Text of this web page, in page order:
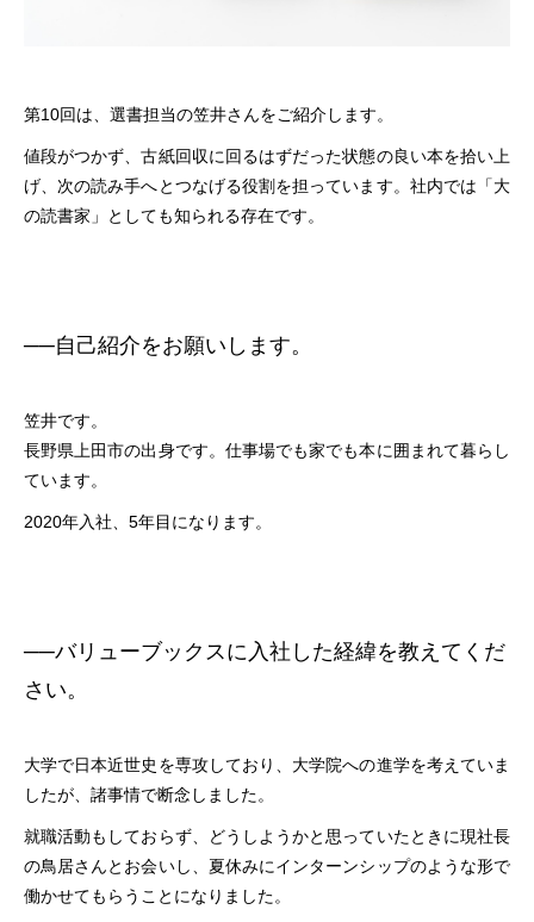
第10回は、選書担当の笠井さんをご紹介します。
値段がつかず、古紙回収に回るはずだった状態の良い本を拾い上
げ、次の読み手へとつなげる役割を担っています。社内では「大
の読書家」としても知られる存在です。
──自己紹介をお願いします。
笠井です。
長野県上田市の出身です。仕事場でも家でも本に囲まれて暮らし
ています。
2020年入社、5年目になります。
──バリューブックスに入社した経緯を教えてくだ
さい。
大学で日本近世史を専攻しており、大学院への進学を考えていま
したが、諸事情で断念しました。
就職活動もしておらず、どうしようかと思っていたときに現社長
の鳥居さんとお会いし、夏休みにインターンシップのような形で
働かせてもらうことになりました。